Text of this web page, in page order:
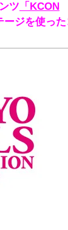
ツ 「KCON
ジを使った